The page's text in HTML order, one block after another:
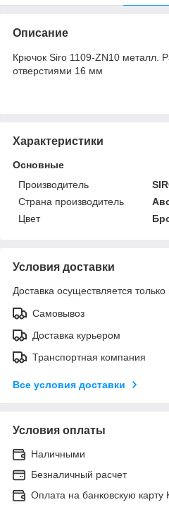
Описание
Крючок Siro 1109-ZN10 металл.
отверстиями 16 мм
Характеристики
Основные
Производитель
Страна производитель
Цвет
Условия доставки
Доставка осуществляется
Самовывоз
Доставка курьером
Транспортная компания
Все условия доставки
Условия оплаты
Наличными
Безналичный расчет
Оплата на банковскую карту